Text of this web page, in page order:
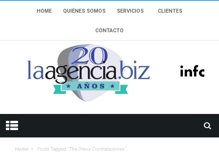
HOME QUIÉNES SOMOS SERVICIOS CLIENTES
CONTACTO
Home Posts Tagged "The Oreos Contrataciones"